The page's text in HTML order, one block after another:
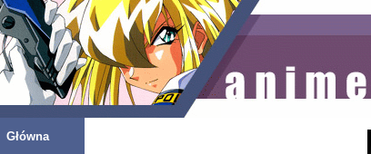
Główna